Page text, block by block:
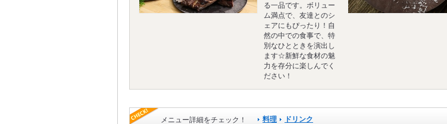
る一品です。ボリュー
ム満点で、友達とのシ
ェアにもぴったり！自
然の中での食事で、特
別なひとときを演出し
ます☆新鮮な食材の魅
力を存分に楽しんでく
ださい！
メニュー詳細をチェック！ 料理 ドリンク